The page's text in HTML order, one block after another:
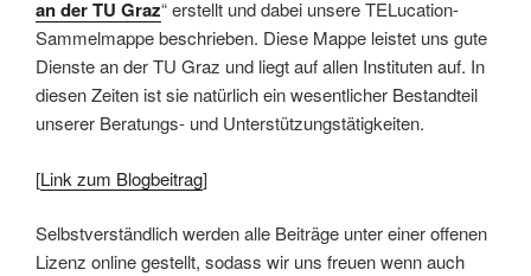
an der TU Graz“ erstellt und dabei unsere TELucation-
Sammelmappe beschrieben. Diese Mappe leistet uns gute
Dienste an der TU Graz und liegt auf allen Instituten auf. In
diesen Zeiten ist sie natürlich ein wesentlicher Bestandteil
unserer Beratungs- und Unterstützungstätigkeiten.
[Link zum Blogbeitrag]
Selbstverständlich werden alle Beiträge unter einer offenen
Lizenz online gestellt, sodass wir uns freuen wenn auch